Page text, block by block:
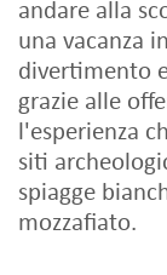
andare alla
una vacanza
divertimento
grazie alle
l'esperienza
siti
spiagge
mozzafiato.